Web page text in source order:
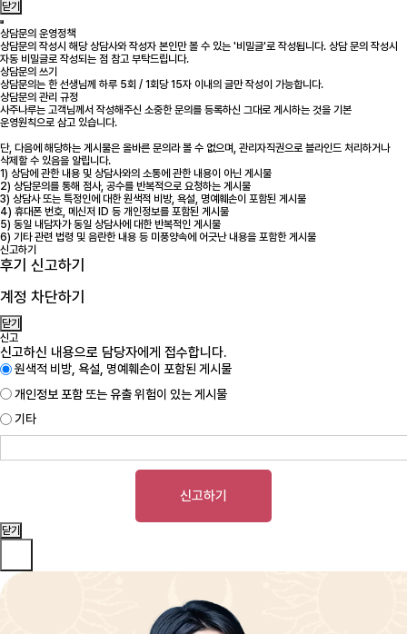
닫기
상담문의 운영정책
상담문의 작성시 해당 상담사와 작성자 본인만 볼 수 있는 '비밀글'로 작성됩니다. 상담 문의 작성시
자동 비밀글로 작성되는 점 참고 부탁드립니다.
상담문의 쓰기
상담문의는 한 선생님께 하루 5회 / 1회당 15자 이내의 글만 작성이 가능합니다.
상담문의 관리 규정
사주나루는 고객님께서 작성해주신 소중한 문의를 등록하신 그대로 게시하는 것을 기본
운영원칙으로 삼고 있습니다.
단, 다음에 해당하는 게시물은 올바른 문의라 볼 수 없으며, 관리자직권으로 블라인드 처리하거나
삭제할 수 있음을 알립니다.
1) 상담에 관한 내용 및 상담사와의 소통에 관한 내용이 아닌 게시물
2) 상담문의를 통해 점사, 공수를 반복적으로 요청하는 게시물
3) 상담사 또는 특정인에 대한 원색적 비방, 욕설, 명예훼손이 포함된 게시물
4) 휴대폰 번호, 메신저 ID 등 개인정보를 포함된 게시물
5) 동일 내담자가 동일 상담사에 대한 반복적인 게시물
6) 기타 관련 법령 및 음란한 내용 등 미풍양속에 어긋난 내용을 포함한 게시물
신고하기
후기 신고하기
계정 차단하기
닫기
신고
신고하신 내용으로 담당자에게 접수합니다.
원색적 비방, 욕설, 명예훼손이 포함된 게시물
개인정보 포함 또는 유출 위험이 있는 게시물
기타
신고하기
닫기